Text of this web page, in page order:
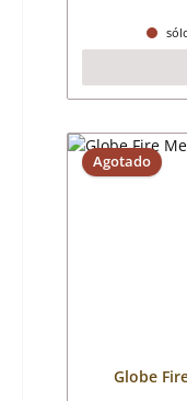
Agotado
Globe